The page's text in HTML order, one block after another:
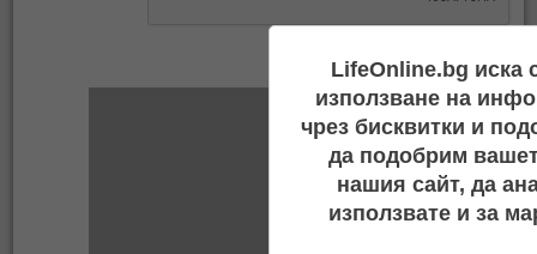
LifeOnline.bg иска
използване на
чрез бисквитки и
да подобрим
нашия сайт, да
използвате и за